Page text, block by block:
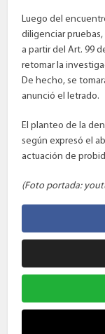
Luego del
diligenciar
a partir del Art. 99
retomar la
De hecho, se
anunció el letrado.
El planteo de la
según expresó el
actuación de
(Foto portada: